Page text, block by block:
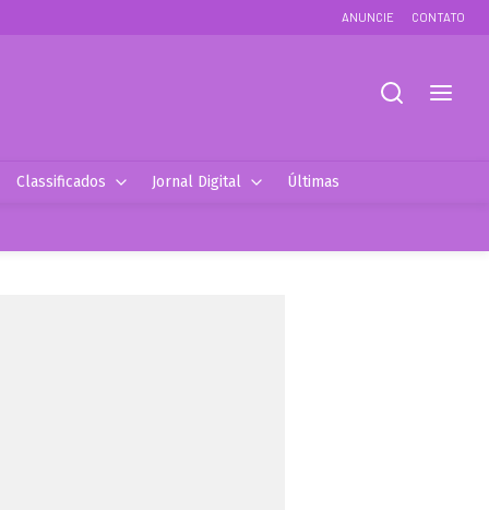
ANUNCIE CONTATO
Classificados Jornal Digital Últimas